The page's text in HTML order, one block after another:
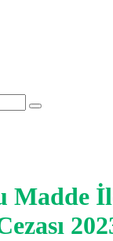
Madde